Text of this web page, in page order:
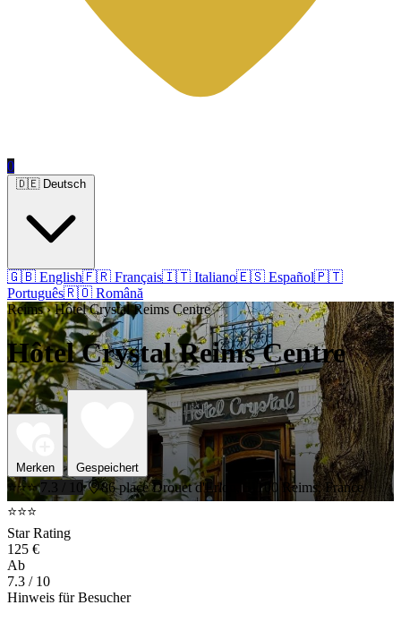
0
🇬🇧 English🇫🇷 Français🇮🇹 Italiano🇪🇸 Español🇵🇹
Português🇷🇴 Română
Reims › Hôtel Crystal Reims Centre
Hôtel Crystal Reims Centre
Merken Gespeichert
⭐⭐⭐ 7.3 / 10
86 place Drouet d'Erlon, 51100 Reims, France
⭐⭐⭐
Star Rating
125 €
Ab
7.3 / 10
Hinweis für Besucher